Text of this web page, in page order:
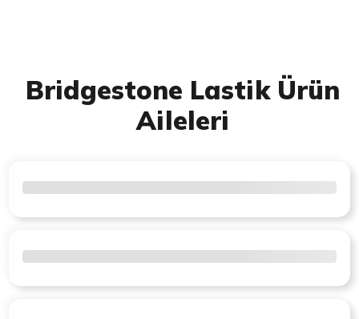
Bridgestone Lastik Ürün
Aileleri